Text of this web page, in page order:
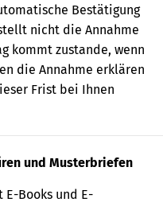
Bestätigung
nicht die Annahme
kommt zustande, wenn
die Annahme erklären
Frist bei Ihnen
und Musterbriefen
Books und E-